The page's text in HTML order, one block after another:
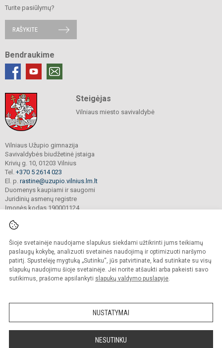
Šioje svetainėje naudojame slapukus siekdami užtikrinti jums teikiamų
paslaugų kokybę, analizuoti svetainės naudojimą ir optimizuoti naršymo
patirtį. Spustelėję mygtuką „Sutinku“, jūs patvirtinate, kad sutinkate su visų
slapukų naudojimu šioje svetainėje. Jei norite atšaukti arba pakeisti savo
sutikimus, prašome apsilankyti slapukų valdymo puslapyje.
NUSTATYMAI
NESUTINKU
Turite pasiūlymų?
RAŠYKITE
Bendraukime
Steigėjas
Vilniaus miesto savivaldybė
Vilniaus Užupio gimnazija
Savivaldybės biudžetinė įstaiga
Krivių g. 10, 01203 Vilnius
Tel. +370 5 2614 023
El. p. rastine@uzupio.vilnius.lm.lt
Duomenys kaupiami ir saugomi
Juridinių asmenų registre
Įmonės kodas 190001124
© 2025. Vilniaus Užupio gimnazija. Visos teisės saugomos.
Kopijuoti turinį be raštiško įstaigos administracijos sutikimo griežtai draudžiama.
Prieinamumo paraiška Slapukų valdymas
Sumanus būdas atnaujinti